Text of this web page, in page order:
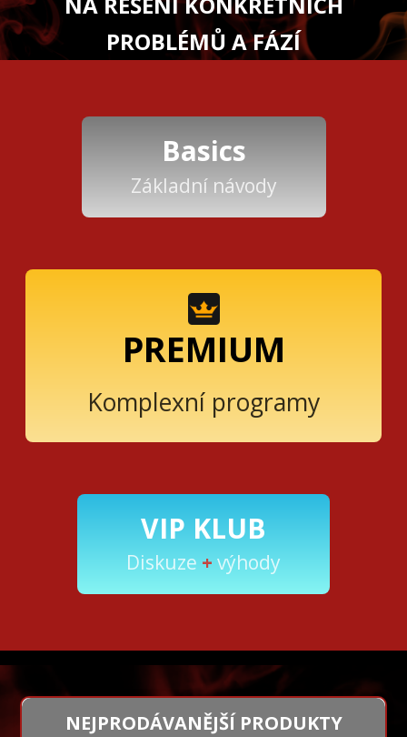
PROBLÉMŮ A FÁZÍ
Basics
Základní návody
PREMIUM
Komplexní programy
VIP KLUB
Diskuze + výhody
NEJPRODÁVANĚJŠÍ PRODUKTY